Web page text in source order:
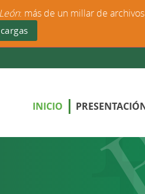
INICIO
: más de un millar de